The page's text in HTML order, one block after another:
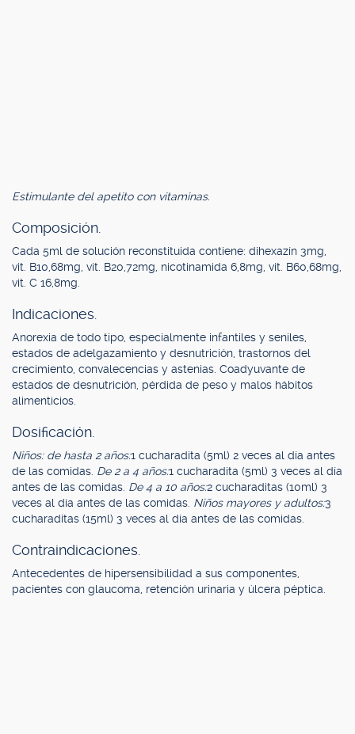
Estimulante del apetito con vitaminas.
Composición.
Cada 5ml de solución reconstituida contiene: dihexazín 3mg,
vit. B10,68mg, vit. B20,72mg, nicotinamida 6,8mg, vit. B60,68mg,
vit. C 16,8mg.
Indicaciones.
Anorexia de todo tipo, especialmente infantiles y seniles,
estados de adelgazamiento y desnutrición, trastornos del
crecimiento, convalecencias y astenias. Coadyuvante de
estados de desnutrición, pérdida de peso y malos hábitos
alimenticios.
Dosificación.
Niños: de hasta 2 años:1 cucharadita (5ml) 2 veces al día antes
de las comidas. De 2 a 4 años:1 cucharadita (5ml) 3 veces al día
antes de las comidas. De 4 a 10 años:2 cucharaditas (10ml) 3
veces al día antes de las comidas. Niños mayores y adultos:3
cucharaditas (15ml) 3 veces al día antes de las comidas.
Contraindicaciones.
Antecedentes de hipersensibilidad a sus componentes,
pacientes con glaucoma, retención urinaria y úlcera péptica.